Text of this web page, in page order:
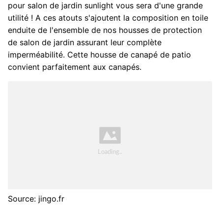
pour salon de jardin sunlight vous sera d'une grande
utilité ! A ces atouts s'ajoutent la composition en toile
enduite de l'ensemble de nos housses de protection
de salon de jardin assurant leur complète
imperméabilité. Cette housse de canapé de patio
convient parfaitement aux canapés.
Source: jingo.fr